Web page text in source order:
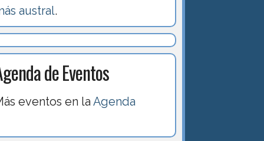
austral.
de Eventos
eventos en laAgenda